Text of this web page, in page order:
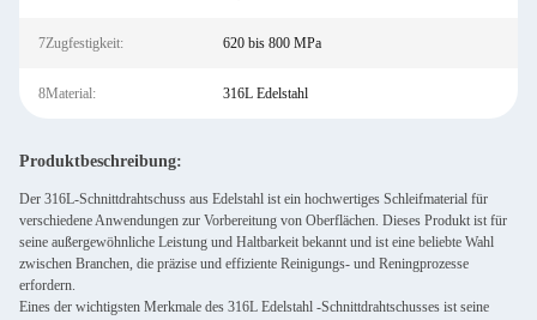
7Zugfestigkeit: 620 bis 800 MPa
8Material: 316L Edelstahl
Produktbeschreibung:
Der 316L-Schnittdrahtschuss aus Edelstahl ist ein hochwertiges Schleifmaterial für
verschiedene Anwendungen zur Vorbereitung von Oberflächen. Dieses Produkt ist für
seine außergewöhnliche Leistung und Haltbarkeit bekannt und ist eine beliebte Wahl
zwischen Branchen, die präzise und effiziente Reinigungs- und Reningprozesse
erfordern.
Eines der wichtigsten Merkmale des 316L Edelstahl -Schnittdrahtschusses ist seine